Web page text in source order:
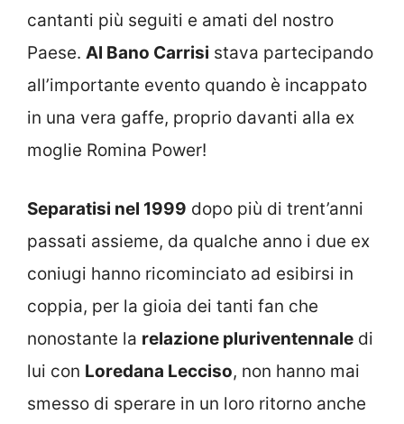
cantanti più seguiti e amati del nostro
Paese. Al Bano Carrisi stava partecipando
all’importante evento quando è incappato
in una vera gaffe, proprio davanti alla ex
moglie Romina Power!
Separatisi nel 1999 dopo più di trent’anni
passati assieme, da qualche anno i due ex
coniugi hanno ricominciato ad esibirsi in
coppia, per la gioia dei tanti fan che
nonostante la relazione pluriventennale di
lui con Loredana Lecciso, non hanno mai
smesso di sperare in un loro ritorno anche